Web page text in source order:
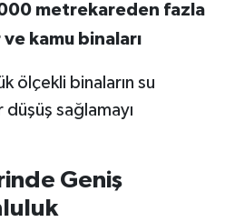
metrekareden fazla
kamu binaları
ölçekli binaların su
düşüş sağlamayı
Geniş